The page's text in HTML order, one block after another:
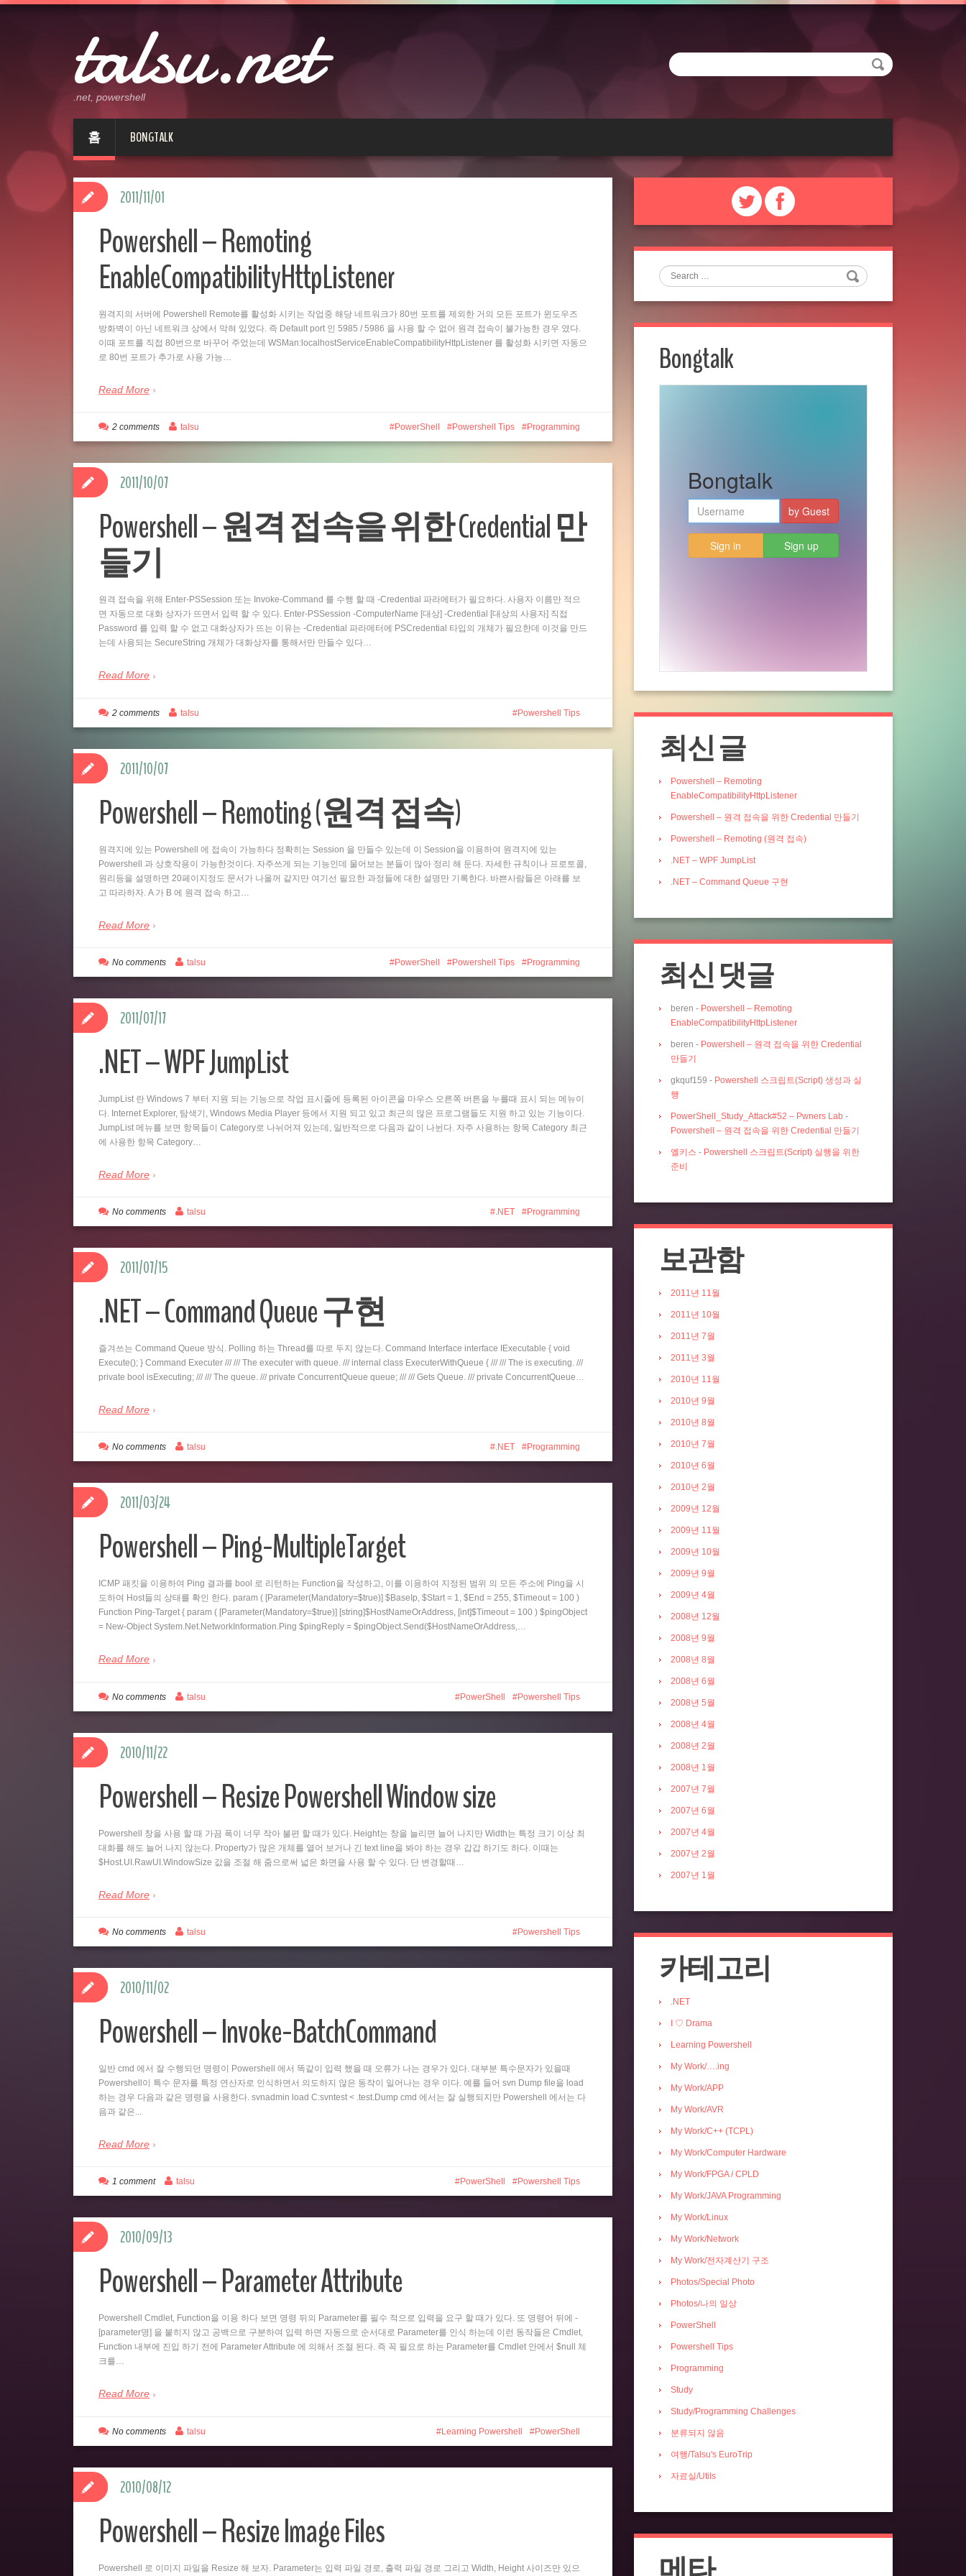
talsu.net
.net, powershell
홈 BONGTALK
Powershell – Remoting
EnableCompatibilityHttpListener
원격지의 서버에 Powershell Remote를 활성화 시키는 작업중 해당 네트워크가 80번 포트를 제외한 거의 모든 포트가 윈도우즈
방화벽이 아닌 네트워크 상에서 막혀 있었다. 즉 Default port 인 5985 / 5986 을 사용 할 수 없어 원격 접속이 불가능한 경우 였다.
이때 포트를 직접 80번으로 바꾸어 주었는데 WSMan:localhostServiceEnableCompatibilityHttpListener 를 활성화 시키면 자동으
로 80번 포트가 추가로 사용 가능…
Read More
2011/11/01
PowerShell Powershell Tips Programming
2 comments talsu
Powershell – 원격 접속을 위한 Credential 만
들기
원격 접속을 위해 Enter-PSSession 또는 Invoke-Command 를 수행 할 때 -Credential 파라메터가 필요하다. 사용자 이름만 적으
면 자동으로 대화 상자가 뜨면서 입력 할 수 있다. Enter-PSSession -ComputerName [대상] -Credential [대상의 사용자] 직접
Password 를 입력 할 수 없고 대화상자가 뜨는 이유는 -Credential 파라메터에 PSCredential 타입의 개체가 필요한데 이것을 만드
는데 사용되는 SecureString 개체가 대화상자를 통해서만 만들수 있다…
Read More
2011/10/07
Powershell Tips
2 comments talsu
Powershell – Remoting (원격 접속)
원격지에 있는 Powershell 에 접속이 가능하다 정확히는 Session 을 만들수 있는데 이 Session을 이용하여 원격지에 있는
Powershell 과 상호작용이 가능한것이다. 자주쓰게 되는 기능인데 물어보는 분들이 많아 정리 해 둔다. 자세한 규칙이나 프로토콜,
원리등을 설명하면 20페이지정도 문서가 나올꺼 같지만 여기선 필요한 과정들에 대한 설명만 기록한다. 바쁜사람들은 아래를 보
고 따라하자. A 가 B 에 원격 접속 하고…
Read More
2011/10/07
PowerShell Powershell Tips Programming
No comments talsu
.NET – WPF JumpList
JumpList 란 Windows 7 부터 지원 되는 기능으로 작업 표시줄에 등록된 아이콘을 마우스 오른쪽 버튼을 누를때 표시 되는 메뉴이
다. Internet Explorer, 탐색기, Windows Media Player 등에서 지원 되고 있고 최근의 많은 프로그램들도 지원 하고 있는 기능이다.
JumpList 메뉴를 보면 항목들이 Category로 나뉘어져 있는데, 일반적으로 다음과 같이 나뉜다. 자주 사용하는 항목 Category 최근
에 사용한 항목 Category…
Read More
2011/07/17
.NET Programming
No comments talsu
.NET – Command Queue 구현
즐겨쓰는 Command Queue 방식. Polling 하는 Thread를 따로 두지 않는다. Command Interface interface IExecutable { void
Execute(); } Command Executer /// /// The executer with queue. /// internal class ExecuterWithQueue { /// /// The is executing. ///
private bool isExecuting; /// /// The queue. /// private ConcurrentQueue queue; /// /// Gets Queue. /// private ConcurrentQueue…
Read More
2011/07/15
.NET Programming
No comments talsu
Powershell – Ping-MultipleTarget
ICMP 패킷을 이용하여 Ping 결과를 bool 로 리턴하는 Function을 작성하고, 이를 이용하여 지정된 범위 의 모든 주소에 Ping을 시
도하여 Host들의 상태를 확인 한다. param ( [Parameter(Mandatory=$true)] $BaseIp, $Start = 1, $End = 255, $Timeout = 100 )
Function Ping-Target { param ( [Parameter(Mandatory=$true)] [string]$HostNameOrAddress, [int]$Timeout = 100 ) $pingObject
= New-Object System.Net.NetworkInformation.Ping $pingReply = $pingObject.Send($HostNameOrAddress,…
Read More
2011/03/24
PowerShell Powershell Tips
No comments talsu
Powershell – Resize Powershell Window size
Powershell 창을 사용 할 때 가끔 폭이 너무 작아 불편 할 때가 있다. Height는 창을 늘리면 늘어 나지만 Width는 특정 크기 이상 최
대화를 해도 늘어 나지 않는다. Property가 많은 개체를 열어 보거나 긴 text line을 봐야 하는 경우 갑갑 하기도 하다. 이때는
$Host.UI.RawUI.WindowSize 값을 조절 해 줌으로써 넓은 화면을 사용 할 수 있다. 단 변경할때…
Read More
2010/11/22
Powershell Tips
No comments talsu
Powershell – Invoke-BatchCommand
일반 cmd 에서 잘 수행되던 명령이 Powershell 에서 똑같이 입력 했을 때 오류가 나는 경우가 있다. 대부분 특수문자가 있을때
Powershell이 특수 문자를 특정 연산자로 인식하면서 의도하지 않은 동작이 일어나는 경우 이다. 예를 들어 svn Dump file을 load
하는 경우 다음과 같은 명령을 사용한다. svnadmin load C:svntest < .test.Dump cmd 에서는 잘 실행되지만 Powershell 에서는 다
음과 같은...
Read More
2010/11/02
PowerShell Powershell Tips
1 comment talsu
Powershell – Parameter Attribute
Powershell Cmdlet, Function을 이용 하다 보면 명령 뒤의 Parameter를 필수 적으로 입력을 요구 할 때가 있다. 또 명령어 뒤에 -
[parameter명] 을 붙히지 않고 공백으로 구분하여 입력 하면 자동으로 순서대로 Parameter를 인식 하는데 이런 동작들은 Cmdlet,
Function 내부에 진입 하기 전에 Parameter Attribute 에 의해서 조절 된다. 즉 꼭 필요로 하는 Parameter를 Cmdlet 안에서 $null 체
크를…
Read More
2010/09/13
Learning Powershell PowerShell
No comments talsu
Powershell – Resize Image Files
Powershell 로 이미지 파일을 Resize 해 보자. Parameter는 입력 파일 경로, 출력 파일 경로 그리고 Width, Height 사이즈만 있으
2010/08/12
Search
Bongtalk
최신 글
Powershell – Remoting
EnableCompatibilityHttpListener
Powershell – 원격 접속을 위한 Credential 만들기
Powershell – Remoting (원격 접속)
.NET – WPF JumpList
.NET – Command Queue 구현
최신 댓글
beren - Powershell – Remoting
EnableCompatibilityHttpListener
beren - Powershell – 원격 접속을 위한 Credential
만들기
gkquf159 - Powershell 스크립트(Script) 생성과 실
행
PowerShell_Study_Attack#52 – Pwners Lab -
Powershell – 원격 접속을 위한 Credential 만들기
엘키스 - Powershell 스크립트(Script) 실행을 위한
준비
보관함
2011년 11월
2011년 10월
2011년 7월
2011년 3월
2010년 11월
2010년 9월
2010년 8월
2010년 7월
2010년 6월
2010년 2월
2009년 12월
2009년 11월
2009년 10월
2009년 9월
2009년 4월
2008년 12월
2008년 9월
2008년 8월
2008년 6월
2008년 5월
2008년 4월
2008년 2월
2008년 1월
2007년 7월
2007년 6월
2007년 4월
2007년 2월
2007년 1월
카테고리
.NET
I ♡ Drama
Learning Powershell
My Work/….ing
My Work/APP
My Work/AVR
My Work/C++ (TCPL)
My Work/Computer Hardware
My Work/FPGA / CPLD
My Work/JAVA Programming
My Work/Linux
My Work/Network
My Work/전자계산기 구조
Photos/Special Photo
Photos/나의 일상
PowerShell
Powershell Tips
Programming
Study
Study/Programming Challenges
분류되지 않음
여행/Talsu's EuroTrip
자료실/Utils